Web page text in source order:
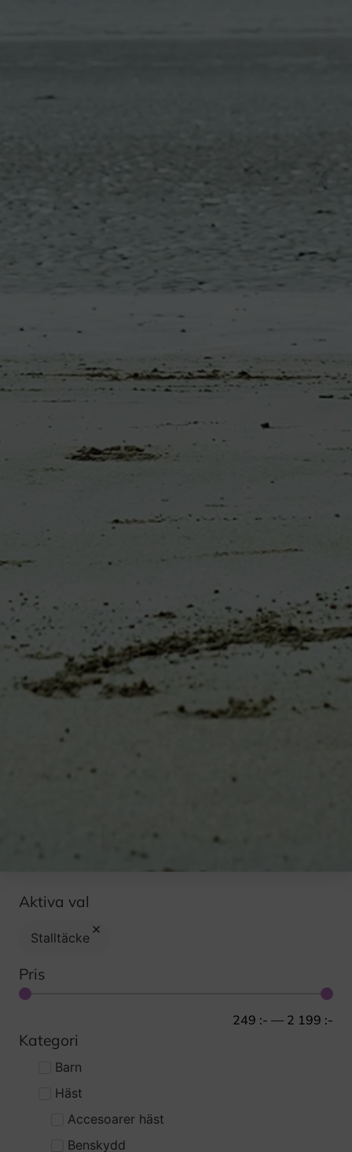
Aktiva val
Stalltäcke ×
Pris
249 :- — 2 199 :-
Kategori
Barn
Häst
Accesoarer häst
Benskydd